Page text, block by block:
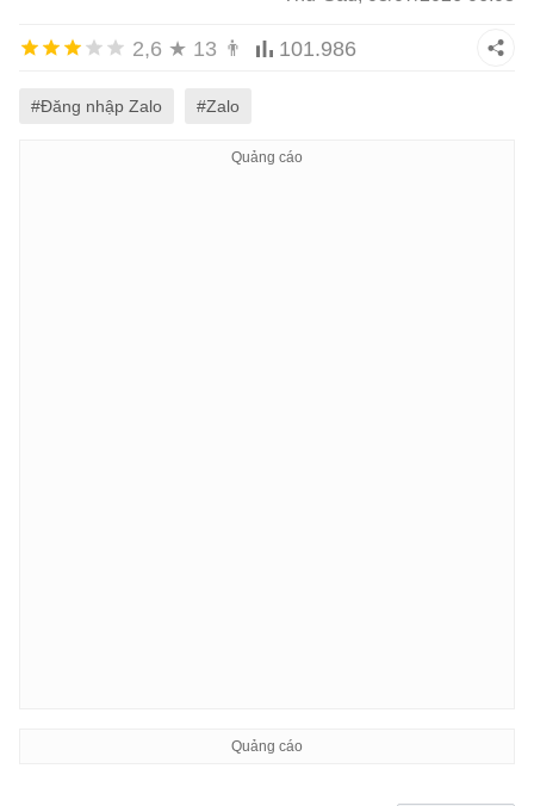
2,6 ★ 13 👨 101.986
#Đăng nhập Zalo #Zalo